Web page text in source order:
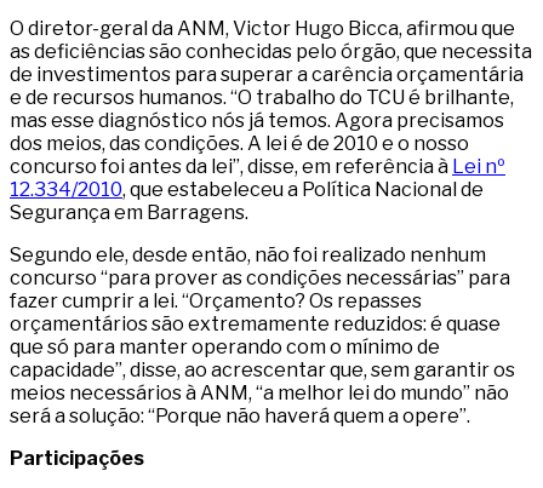
O diretor-geral da ANM, Victor Hugo Bicca, afirmou que
as deficiências são conhecidas pelo órgão, que necessita
de investimentos para superar a carência orçamentária
e de recursos humanos. “O trabalho do TCU é brilhante,
mas esse diagnóstico nós já temos. Agora precisamos
dos meios, das condições. A lei é de 2010 e o nosso
concurso foi antes da lei”, disse, em referência à Lei nº
12.334/2010, que estabeleceu a Política Nacional de
Segurança em Barragens.
Segundo ele, desde então, não foi realizado nenhum
concurso “para prover as condições necessárias” para
fazer cumprir a lei. “Orçamento? Os repasses
orçamentários são extremamente reduzidos: é quase
que só para manter operando com o mínimo de
capacidade”, disse, ao acrescentar que, sem garantir os
meios necessários à ANM, “a melhor lei do mundo” não
será a solução: “Porque não haverá quem a opere”.
Participações